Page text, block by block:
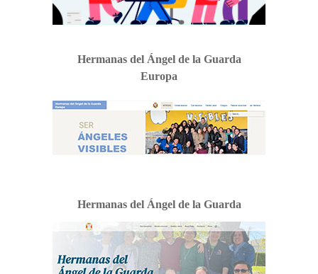
Hermanas del Ángel de la Guarda
Europa
Hermanas del Ángel de la Guarda